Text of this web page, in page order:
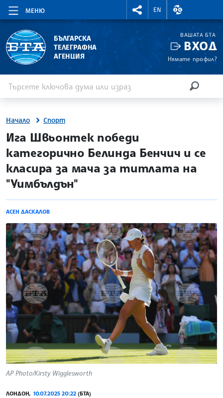
МЕНЮ
RIGHTMENU.SOCIAL
EN
ВАЛУТНИ
БЪЛГАРСКА
ТЕЛЕГРАФНА
АГЕНЦИЯ
ВАШАТА БТА
ВХОД
Нямате профил?
Начало Спорт
site.bta
Ига Швьонтек победи
категорично Белинда Бенчич и се
класира за мача за титлата на
"Уимбълдън"
АСЕН ДАСКАЛОВ
AP Photo/Kirsty Wigglesworth
ЛОНДОН, 10.07.2025 20:22 (БТА)